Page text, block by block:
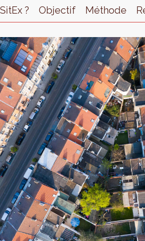
? Objectif Méthode